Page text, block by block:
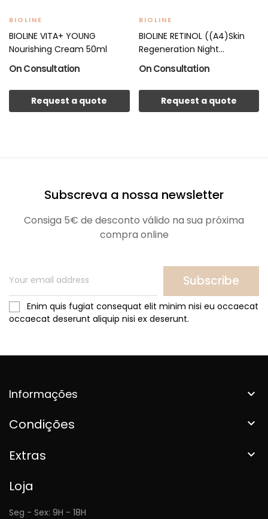
BIOLINE
BIOLINE VITA+ YOUNG
Nourishing Cream 50ml
On Consultation
Request a quote
BIOLINE
BIOLINE RETINOL ((A4)Skin
Regeneration Night...
On Consultation
Request a quote
Subscreva a nossa newsletter
Consiga 5€ de desconto válido na sua próxima
compra online
Subscribe
Enim quis fugiat consequat elit minim nisi eu occaecat
occaecat deserunt aliquip nisi ex deserunt.
Informações 
Condições 
Extras 
Loja
Seg - Sex: 9H - 18H